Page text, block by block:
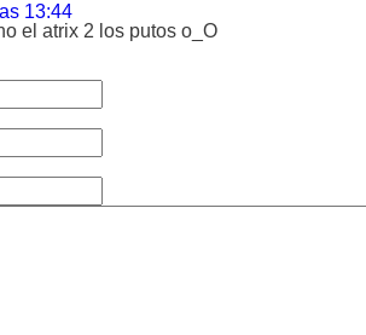
13:44
el atrix 2 los putos o_O